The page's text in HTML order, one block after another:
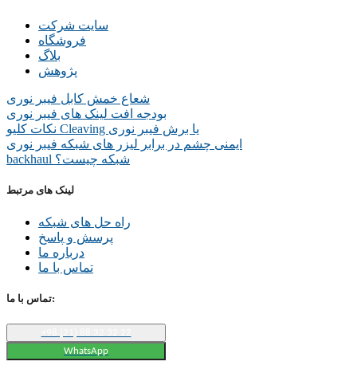
سایت شرکت
فروشگاه
بلاگ
پژوهش
شعاع خمش کابل فیبر نوری
بودجه افت لینک های فیبر نوری
نکات کلیو Cleaving یا برش فیبر نوری
ایمنی چشم در برابر لیزر های شبکه فیبر نوری
backhaul شبکه چیست؟
لینک های مرتبط
راه حل های شبکه
پرسش و پاسخ
درباره ما
تماس با ما
تماس با ما:
WhatsApp